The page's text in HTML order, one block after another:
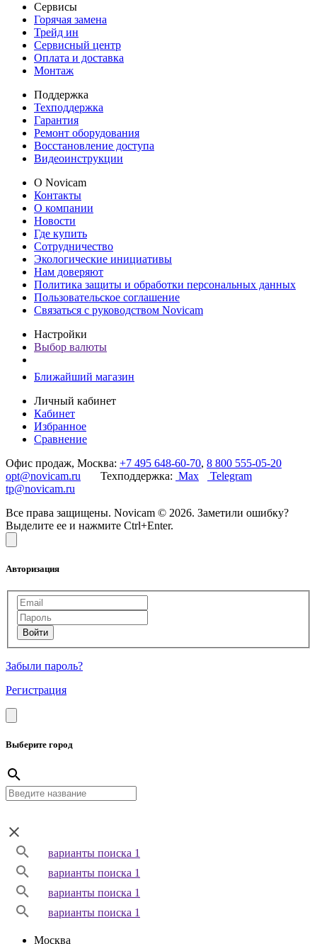
Сервисы
Горячая замена
Трейд ин
Сервисный центр
Оплата и доставка
Монтаж
Поддержка
Техподдержка
Гарантия
Ремонт оборудования
Восстановление доступа
Видеоинструкции
О Novicam
Контакты
О компании
Новости
Где купить
Сотрудничество
Экологические инициативы
Нам доверяют
Политика защиты и обработки персональных данных
Пользовательское соглашение
Связаться с руководством Novicam
Настройки
Выбор валюты
Ближайший магазин
Личный кабинет
Кабинет
Избранное
Сравнение
Офис продаж, Москва: +7 495 648-60-70, 8 800 555-05-20
opt@novicam.ru Техподдержка: Max
Telegram
tp@novicam.ru
Все права защищены. Novicam © 2026. Заметили ошибку?
Выделите ее и нажмите Ctrl+Enter.
Авторизация
Забыли пароль?
Регистрация
Выберите город
варианты поиска 1
варианты поиска 1
варианты поиска 1
варианты поиска 1
Москва